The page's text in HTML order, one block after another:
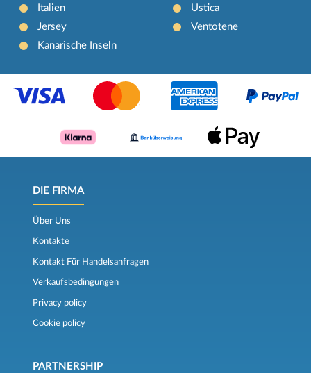
Italien
Jersey
Kanarische Inseln
Ustica
Ventotene
DIE FIRMA
Über Uns
Kontakte
Kontakt Für Handelsanfragen
Verkaufsbedingungen
Privacy policy
Cookie policy
PARTNERSHIP